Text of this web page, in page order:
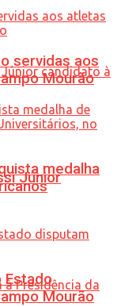
Júnior
servidas aos
Mourão
medalha
Estado
Mourão